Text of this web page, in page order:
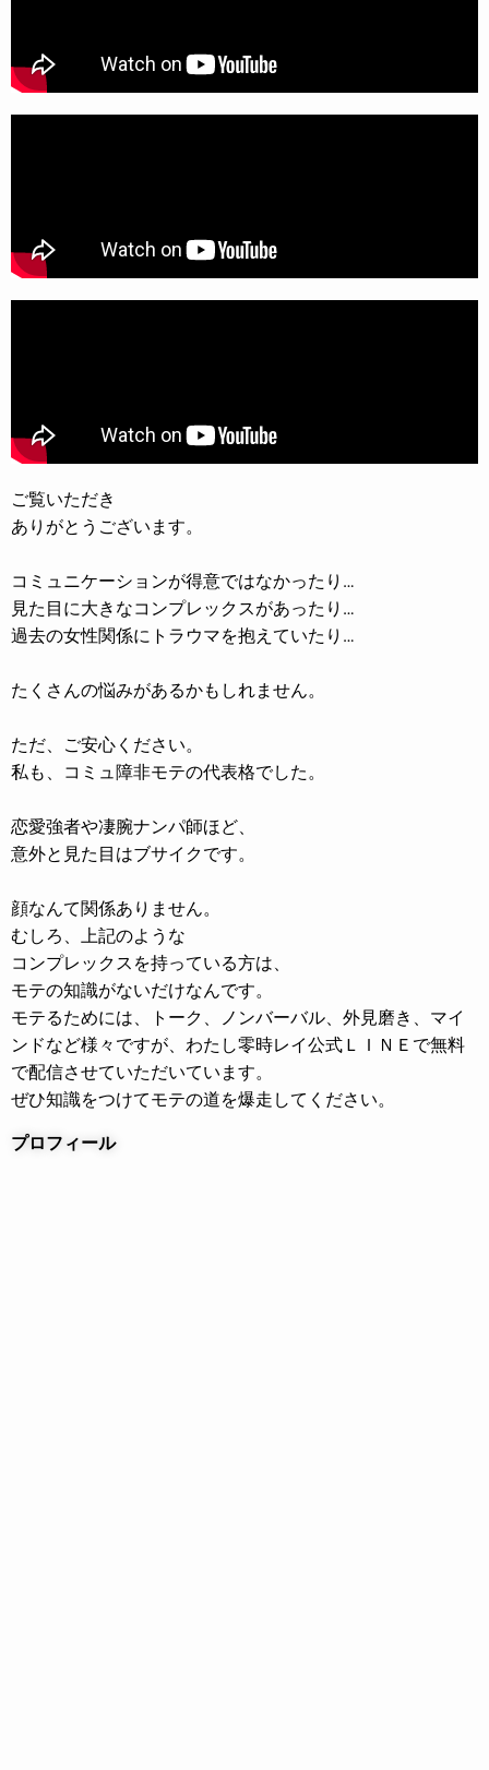
ご覧いただき
ありがとうございます。
コミュニケーションが得意ではなかったり…
見た目に大きなコンプレックスがあったり…
過去の女性関係にトラウマを抱えていたり…
たくさんの悩みがあるかもしれません。
ただ、ご安心ください。
私も、コミュ障非モテの代表格でした。
恋愛強者や凄腕ナンパ師ほど、
意外と見た目はブサイクです。
顔なんて関係ありません。
むしろ、上記のような
コンプレックスを持っている方は、
モテの知識がないだけなんです。
モテるためには、トーク、ノンバーバル、外見磨き、 マイ
ンドなど様々ですが、わたし零時レイ公式ＬＩＮＥで無料
で配信させていただいています。
ぜひ知識をつけてモテの道を爆走してください。
プロフィール